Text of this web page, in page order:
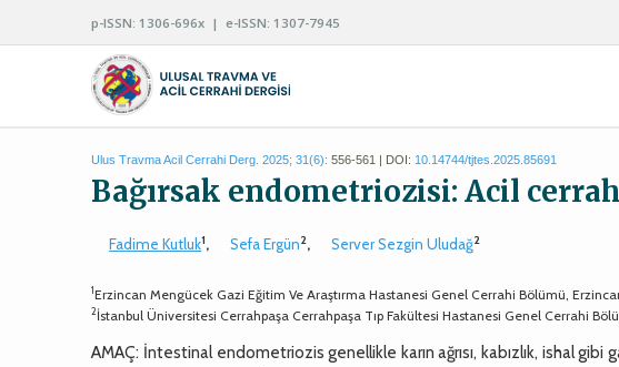
p-ISSN: 1306-696x | e-ISSN: 1307-7945
Ulus Travma Acil Cerrahi Derg. 2025; 31(6): 556-561 | DOI: 10.14744/tjtes.2025.85691
Bağırsak endometriozisi: Acil
Fadime Kutluk1, Sefa Ergün2, Server Sezgin Uludağ2
1Erzincan Mengücek Gazi Eğitim Ve Araştırma Hastanesi Genel Cerrahi Bölümü,
2İstanbul Üniversitesi Cerrahpaşa Cerrahpaşa Tıp Fakültesi Hastanesi Genel Cerrahi
AMAÇ: İntestinal endometriozis genellikle karın ağrısı, kabızlık, ishal